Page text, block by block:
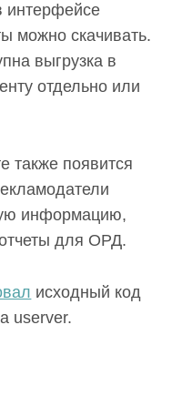
интерфейсе
можно скачивать.
выгрузка в
отдельно или
также появится
информацию,
для ОРД.
исходный код
userver.